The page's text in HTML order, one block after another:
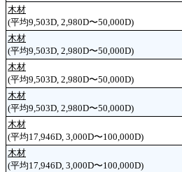
木材
(平均9,503D, 2,980D〜50,000D)
木材
(平均9,503D, 2,980D〜50,000D)
木材
(平均9,503D, 2,980D〜50,000D)
木材
(平均9,503D, 2,980D〜50,000D)
木材
(平均17,946D, 3,000D〜100,000D)
木材
(平均17,946D, 3,000D〜100,000D)